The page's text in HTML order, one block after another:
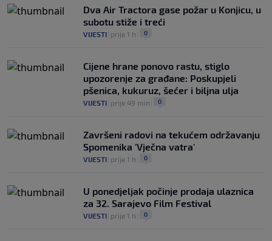
Dva Air Tractora gase požar u Konjicu, u
subotu stiže i treći
VIJESTI prije 1 h 0
Cijene hrane ponovo rastu, stiglo
upozorenje za građane: Poskupjeli
pšenica, kukuruz, šećer i biljna ulja
VIJESTI prije 49 min 0
Završeni radovi na tekućem održavanju
Spomenika 'Vječna vatra'
VIJESTI prije 1 h 0
U ponedjeljak počinje prodaja ulaznica
za 32. Sarajevo Film Festival
VIJESTI prije 1 h 0